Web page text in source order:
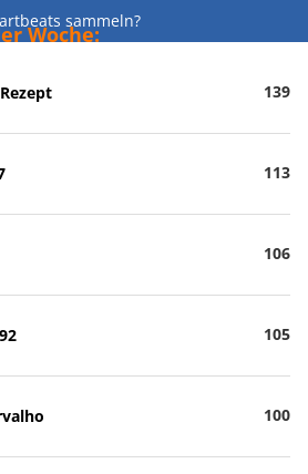
sammeln?
Woche:
139
113
106
105
100